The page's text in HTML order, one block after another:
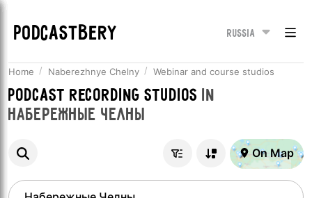
PODCASTBERY Russia
Home Naberezhnye Chelny Webinar and course studios
Podcast recording studios in
Набережные Челны
On Map